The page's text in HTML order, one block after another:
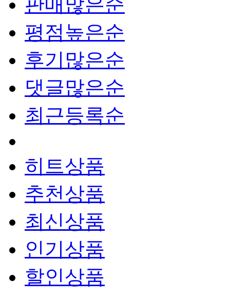
판매많은순
평점높은순
후기많은순
댓글많은순
최근등록순
히트상품
추천상품
최신상품
인기상품
할인상품